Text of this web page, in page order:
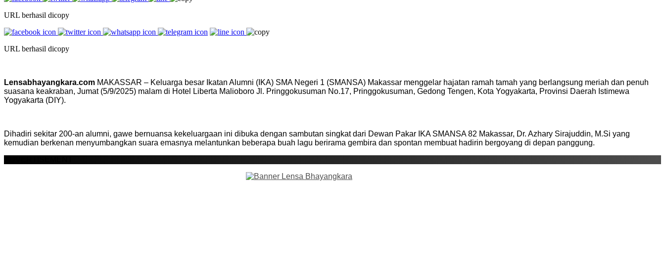
URL berhasil dicopy
URL berhasil dicopy
Lensabhayangkara.com MAKASSAR – Keluarga besar Ikatan Alumni (IKA) SMA Negeri 1 (SMANSA) Makassar menggelar hajatan ramah tamah yang berlangsung meriah dan penuh
suasana keakraban, Jumat (5/9/2025) malam di Hotel Liberta Malioboro Jl. Pringgokusuman No.17, Pringgokusuman, Gedong Tengen, Kota Yogyakarta, Provinsi Daerah Istimewa
Yogyakarta (DIY).
Dihadiri sekitar 200-an alumni, gawe bernuansa kekeluargaan ini dibuka dengan sambutan singkat dari Dewan Pakar IKA SMANSA 82 Makassar, Dr. Azhary Sirajuddin, M.Si yang
kemudian berkenan menyumbangkan suara emasnya melantunkan beberapa buah lagu berirama gembira dan spontan membuat hadirin bergoyang di depan panggung.